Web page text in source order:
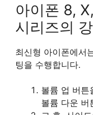
아이폰 8,
시리즈의
최신형 아이폰에서
팅을 수행합니다.
볼륨 업 버튼
볼륨 다운 버